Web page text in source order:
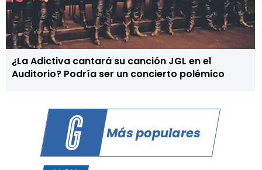
¿La Adictiva cantará su canción JGL en el
Auditorio? Podría ser un concierto polémico
Más populares